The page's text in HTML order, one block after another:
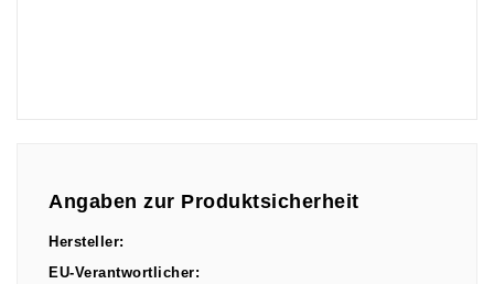
Angaben zur Produktsicherheit
Hersteller:
EU-Verantwortlicher: